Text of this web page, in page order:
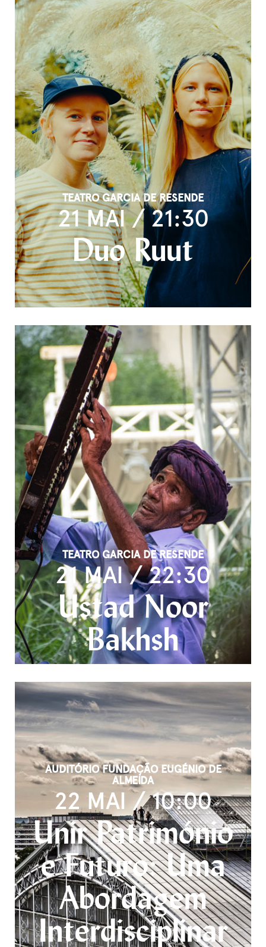
TEATRO GARCIA DE RESENDE
21 MAI / 21:30
Duo Ruut
TEATRO GARCIA DE RESENDE
21 MAI / 22:30
Ustad Noor
Bakhsh
AUDITÓRIO FUNDAÇÃO EUGÉNIO DE
ALMEIDA
22 MAI / 10:00
Unir Património
e Futuro: Uma
Abordagem
Interdisciplinar